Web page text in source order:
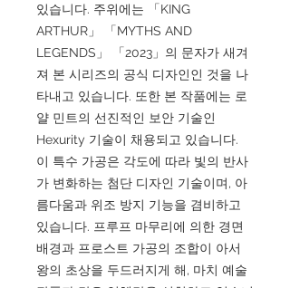
있습니다. 주위에는 「KING
ARTHUR」 「MYTHS AND
LEGENDS」 「2023」의 문자가 새겨
져 본 시리즈의 공식 디자인인 것을 나
타내고 있습니다. 또한 본 작품에는 로
얄 민트의 선진적인 보안 기술인
Hexurity 기술이 채용되고 있습니다.
이 특수 가공은 각도에 따라 빛의 반사
가 변화하는 첨단 디자인 기술이며, 아
름다움과 위조 방지 기능을 겸비하고
있습니다. 프루프 마무리에 의한 경면
배경과 프로스트 가공의 조합이 아서
왕의 초상을 두드러지게 해, 마치 예술